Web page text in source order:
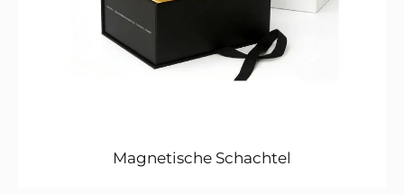
Magnetische Schachtel